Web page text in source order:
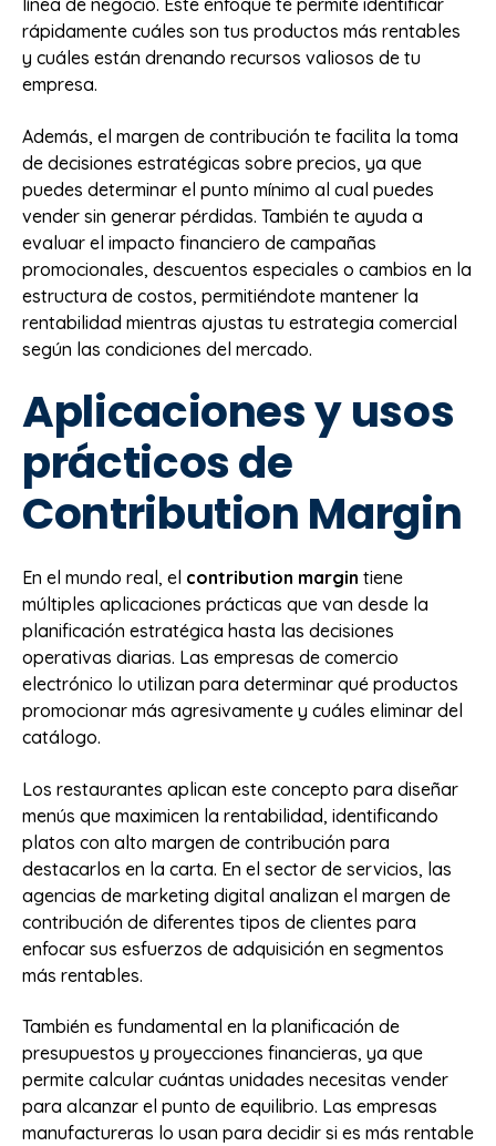
línea de negocio. Este enfoque te permite identificar
rápidamente cuáles son tus productos más rentables
y cuáles están drenando recursos valiosos de tu
empresa.
Además, el margen de contribución te facilita la toma
de decisiones estratégicas sobre precios, ya que
puedes determinar el punto mínimo al cual puedes
vender sin generar pérdidas. También te ayuda a
evaluar el impacto financiero de campañas
promocionales, descuentos especiales o cambios en la
estructura de costos, permitiéndote mantener la
rentabilidad mientras ajustas tu estrategia comercial
según las condiciones del mercado.
Aplicaciones y usos
prácticos de
Contribution Margin
En el mundo real, el contribution margin tiene
múltiples aplicaciones prácticas que van desde la
planificación estratégica hasta las decisiones
operativas diarias. Las empresas de comercio
electrónico lo utilizan para determinar qué productos
promocionar más agresivamente y cuáles eliminar del
catálogo.
Los restaurantes aplican este concepto para diseñar
menús que maximicen la rentabilidad, identificando
platos con alto margen de contribución para
destacarlos en la carta. En el sector de servicios, las
agencias de marketing digital analizan el margen de
contribución de diferentes tipos de clientes para
enfocar sus esfuerzos de adquisición en segmentos
más rentables.
También es fundamental en la planificación de
presupuestos y proyecciones financieras, ya que
permite calcular cuántas unidades necesitas vender
para alcanzar el punto de equilibrio. Las empresas
manufactureras lo usan para decidir si es más rentable